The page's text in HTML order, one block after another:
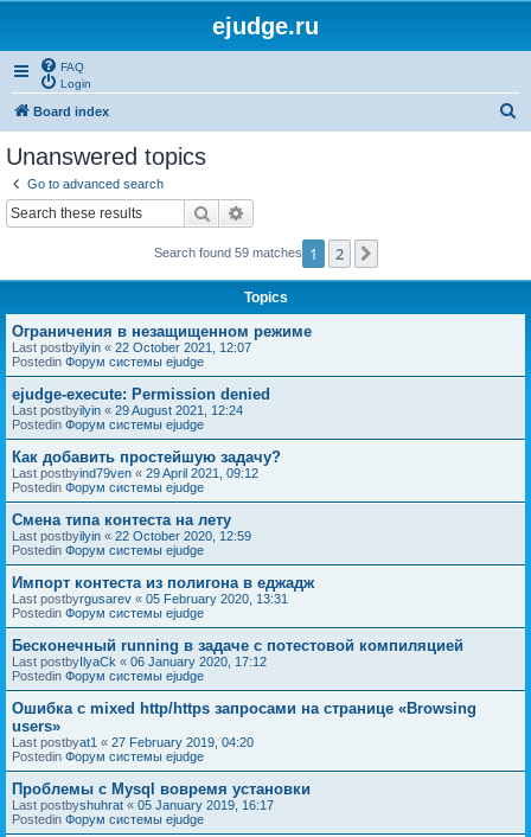
ejudge.ru
FAQ
Login
Board index
Unanswered topics
Go to advanced search
Search
Search found 59 matches 1 2
Topics
Ограничения в незащищенном режиме
Last postbyilyin « 22 October 2021, 12:07
Postedin Форум системы ejudge
ejudge-execute: Permission denied
Last postbyilyin « 29 August 2021, 12:24
Postedin Форум системы ejudge
Как добавить простейшую задачу?
Last postbyind79ven « 29 April 2021, 09:12
Postedin Форум системы ejudge
Смена типа контеста на лету
Last postbyilyin « 22 October 2020, 12:59
Postedin Форум системы ejudge
Импорт контеста из полигона в еджадж
Last postbyrgusarev « 05 February 2020, 13:31
Postedin Форум системы ejudge
Бесконечный running в задаче с потестовой компиляцией
Last postbyIlyaCk « 06 January 2020, 17:12
Postedin Форум системы ejudge
Ошибка с mixed http/https запросами на странице «Browsing
users»
Last postbyat1 « 27 February 2019, 04:20
Postedin Форум системы ejudge
Проблемы с Mysql вовремя установки
Last postbyshuhrat « 05 January 2019, 16:17
Postedin Форум системы ejudge